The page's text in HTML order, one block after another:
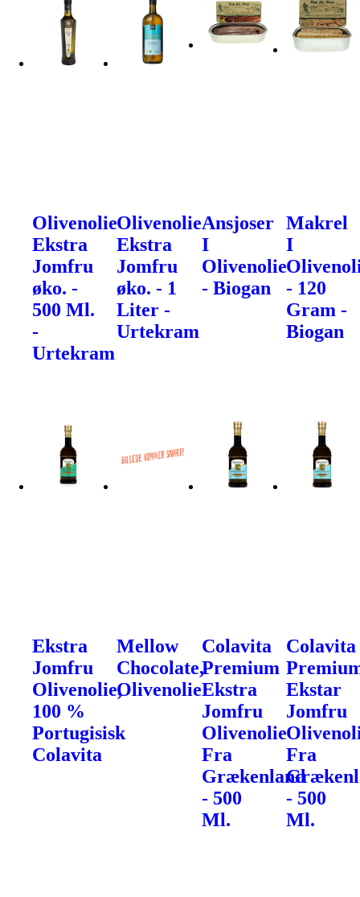
Olivenolie
Ekstra
Jomfru
øko. -
500 Ml.
-
Urtekram
Olivenolie
Ekstra
Jomfru
øko. - 1
Liter -
Urtekram
Ansjoser
I
Olivenolie
- Biogan
Makrel
I
- 120
Gram -
Biogan
Ekstra
Jomfru
Olivenolie,
100 %
Portugisisk
Colavita
Mellow
Chocolate,
Olivenolie
Colavita
Premium
Ekstra
Jomfru
Olivenolie
Fra
Grækenland
- 500
Ml.
Colavita
Ekstar
Jomfru
Fra
- 500
Ml.